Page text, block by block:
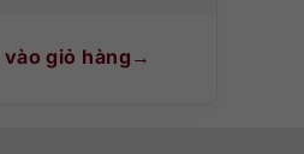
giỏ hàng